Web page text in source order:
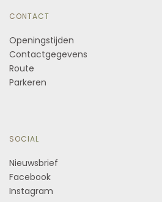
CONTACT
Openingstijden
Contactgegevens
Route
Parkeren
SOCIAL
Nieuwsbrief
Facebook
Instagram